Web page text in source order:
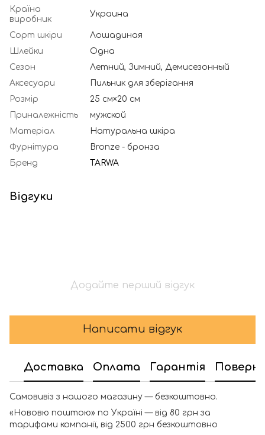
Країна
виробник
Украина
Сорт шкіри
Лошадиная
Шлейки
Одна
Сезон
Летний, Зимний, Демисезонный
Аксесуари
Пильник для зберігання
Розмір
25 см×20 см
Приналежність
мужской
Матеріал
Натуральна шкіра
Фурнітура
Bronze - бронза
Бренд
TARWA
Відгуки
Додайте перший відгук
Написати відгук
Доставка Оплата Гарантія
Самовивіз з нашого магазину — безкоштовно.
«Нововю поштою» по Україні — від 80 грн за
тарифами компанії, від 2500 грн безкоштовно